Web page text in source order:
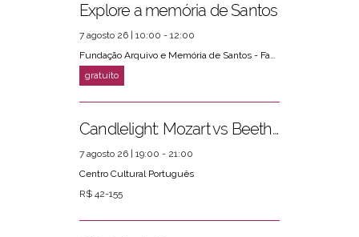
Explore a memória de Santos
7 agosto 26 | 10:00 - 12:00
Fundação Arquivo e Memória de Santos - Fams
Candlelight: Mozart vs Beethoven
7 agosto 26 | 19:00 - 21:00
Centro Cultural Português
R$ 42-155